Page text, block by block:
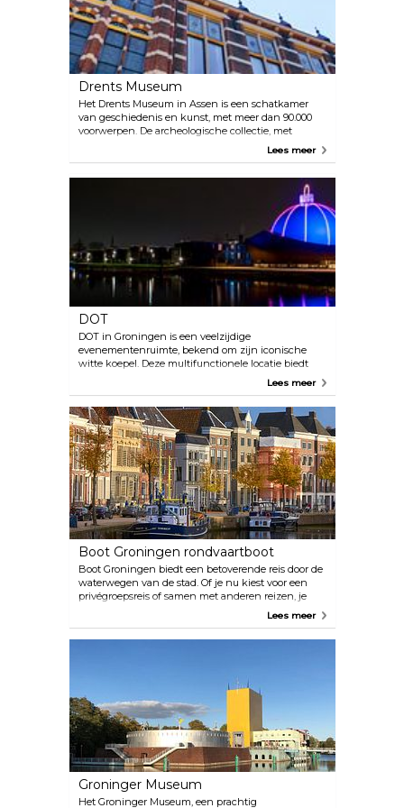
maken van klompen.
Drents Museum
Het Drents Museum in Assen is een schatkamer
van geschiedenis en kunst, met meer dan 90.000
voorwerpen. De archeologische collectie, met
gemummificeerde Yde-meisje en de oudst bekende
Noordwest-Europa. Het museum beschikt ook over
beschouwd als één van de mooiste van Nederland,
hedendaagse realistische kunst. Een bezoek biedt
een meeslepende reis door het rijke verleden en
artistieke erfgoed van Drenthe.
Lees meer
DOT
DOT in Groningen is een veelzijdige
evenementenruimte, bekend om zijn iconische
witte koepel. Deze multifunctionele locatie biedt
plaats aan maximaal 500 gasten voor congressen,
gestookte Josper houtskooloven bieden een
levendige culinaire ervaring, aangevuld met dj's en
livemuziek. Het buitenterras is geschikt voor zowel
informele als professionele bijeenkomsten. Met een
film- en theaterzaal met geavanceerde geluids- en
lichtsystemen is DOT een unieke bestemming voor
evenementen.
Lees meer
Boot Groningen rondvaartboot
Boot Groningen biedt een betoverende reis door de
waterwegen van de stad. Of je nu kiest voor een
privégroepsreis of samen met anderen reizen, je
kunt een leerzame en schilderachtige verkenning
grachten is een geweldige manier om de
bezienswaardigheden delen. Een bijkomend genot
Lees meer
Groninger Museum
Het Groninger Museum, een prachtig